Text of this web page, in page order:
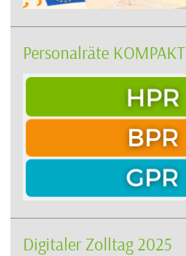
Personalräte KOMPAKT
Digitaler Zolltag 2025